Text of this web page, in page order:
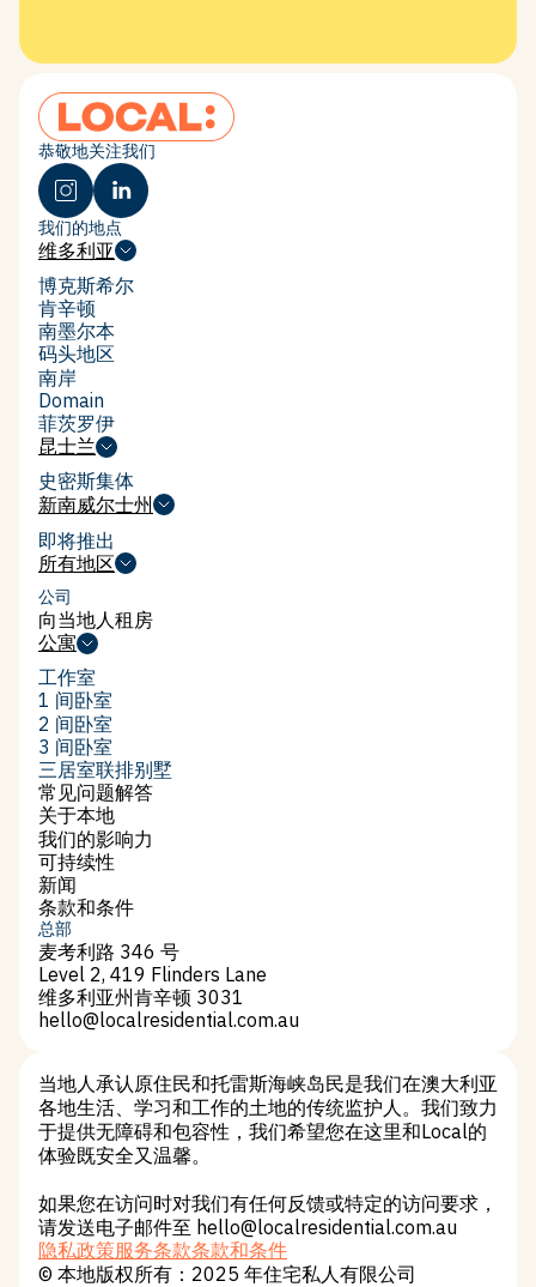
July 2026
AFR on Local: Box Hill's
affordable rentals, no subsidy
required
恭敬地关注我们
我们的地点
维多利亚
维多利亚
博克斯希尔
博克斯希尔
肯辛顿
肯辛顿
南墨尔本
南墨尔本
码头地区
码头地区
南岸
南岸
Domain
Domain
菲茨罗伊
菲茨罗伊
昆士兰
昆士兰
史密斯集体
史密斯集体
新南威尔士州
新南威尔士州
即将推出
所有地区
所有地区
公司
向当地人租房
向当地人租房
公寓
公寓
工作室
工作室
1 间卧室
1 间卧室
2 间卧室
2 间卧室
3 间卧室
3 间卧室
三居室联排别墅
三居室联排别墅
常见问题解答
常见问题解答
关于本地
关于本地
我们的影响力
冲击罩
可持续性
可持续性
新闻
新闻
条款和条件
条款和条件
总部
麦考利路 346 号
Level 2, 419 Flinders Lane
维多利亚州肯辛顿 3031
hello@localresidential.com.au
当地人承认原住民和托雷斯海峡岛民是我们在澳大利亚
各地生活、学习和工作的土地的传统监护人。我们致力
于提供无障碍和包容性，我们希望您在这里和Local的
体验既安全又温馨。
如果您在访问时对我们有任何反馈或特定的访问要求，
请发送电子邮件至 hello@localresidential.com.au
隐私政策
隐私政策
服务条款
服务条款
条款和条件
条款和条件
© 本地版权所有：2025 年住宅私人有限公司